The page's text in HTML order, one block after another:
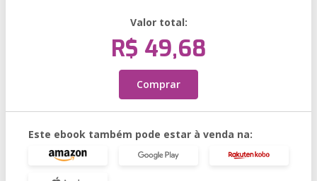
Valor total:
R$ 49,68
Comprar
Este ebook também pode estar à venda na: